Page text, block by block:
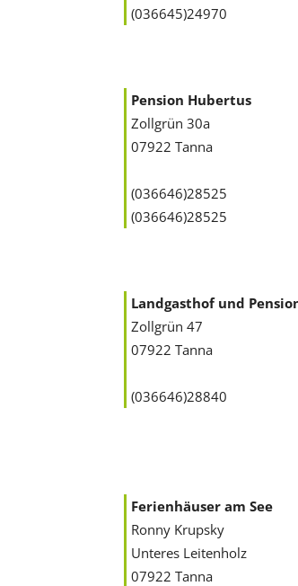
(036645)24970
Pension Hubertus
Zollgrün 30a
07922 Tanna
(036646)28525
(036646)28525
Landgasthof und
Zollgrün 47
07922 Tanna
(036646)28840
Ferienhäuser am See
Ronny Krupsky
Unteres Leitenholz
07922 Tanna